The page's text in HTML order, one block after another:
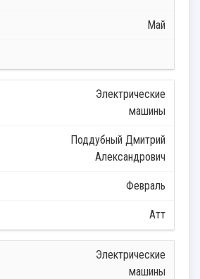
Май
Электрические
машины
Поддубный Дмитрий
Александрович
Февраль
Атт
Электрические
машины